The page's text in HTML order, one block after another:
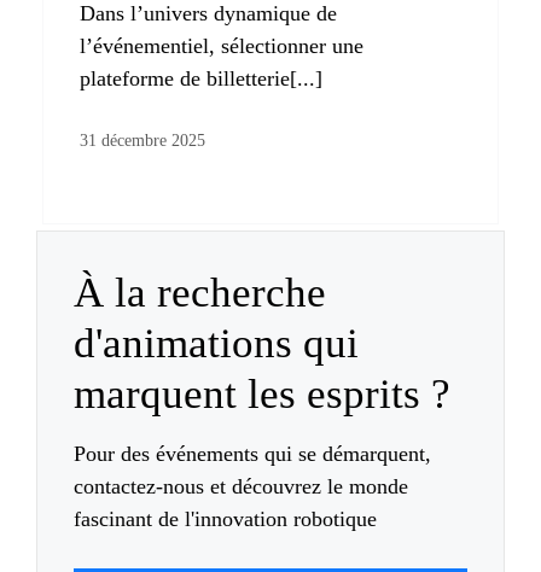
Dans l’univers dynamique de
l’événementiel, sélectionner une
plateforme de billetterie[...]
31 décembre 2025
À la recherche
d'animations qui
marquent les esprits ?
Pour des événements qui se démarquent,
contactez-nous et découvrez le monde
fascinant de l'innovation robotique